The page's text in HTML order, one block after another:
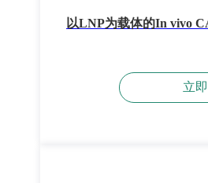
以LNP为载体的In vivo
立